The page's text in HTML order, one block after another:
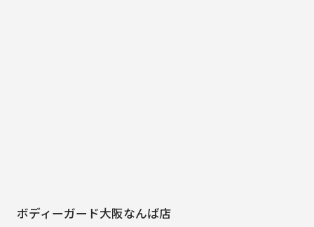
ボディーガード大阪なんば店